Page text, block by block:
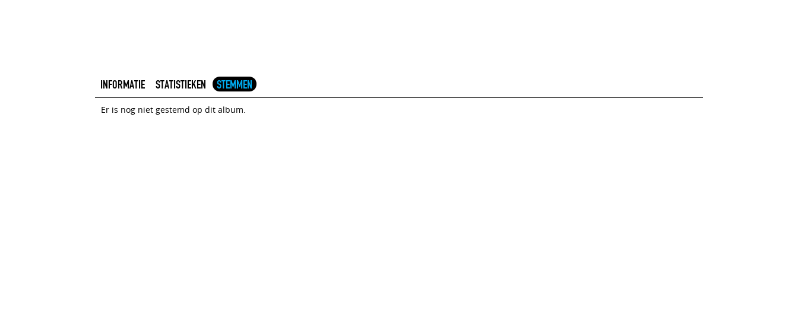
INFORMATIE STATISTIEKEN STEMMEN
Er is nog niet gestemd op dit album.